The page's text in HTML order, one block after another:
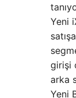
Yeni
girişi
arka
Yeni